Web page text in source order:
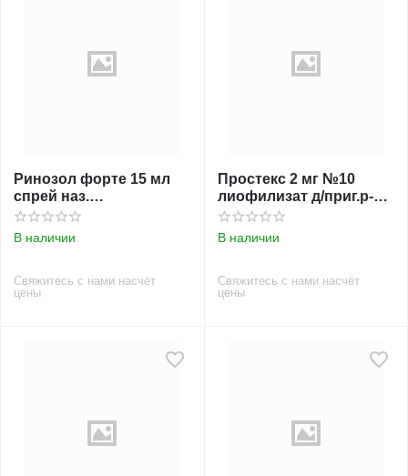
Ринозол форте 15 мл
спрей наз.
ФИКСИРОВАННАЯ
ЦЕНА
В наличии
Свяжитесь с нами насчёт
цены
Простекс 2 мг №10
лиофилизат д/приг.р-ра
д/ин.в амп. Б/С
В наличии
Свяжитесь с нами насчёт
цены